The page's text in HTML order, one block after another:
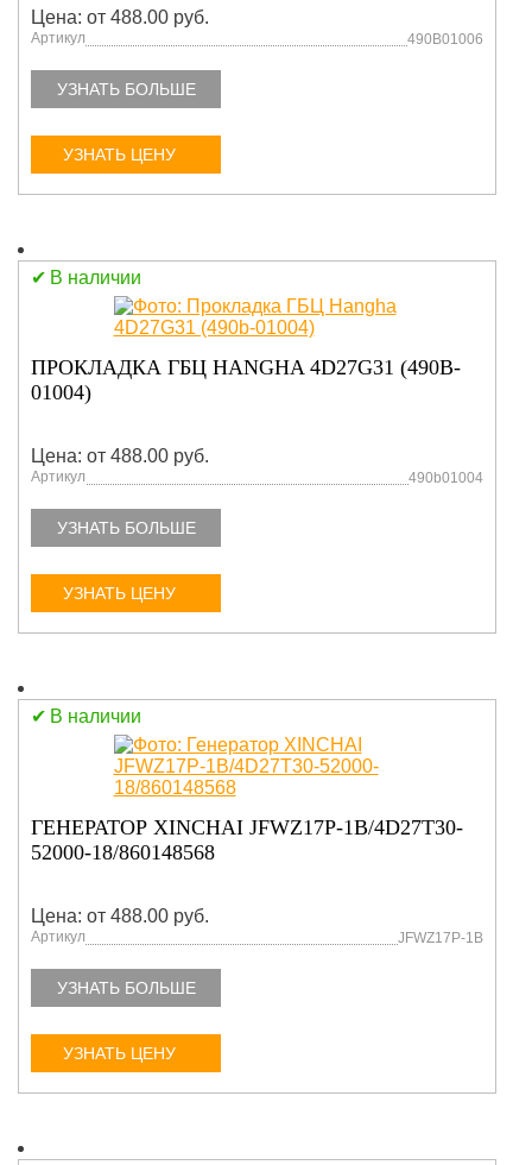
Цена: от 488.00 руб.
Артикул 490B01006
УЗНАТЬ БОЛЬШЕ
УЗНАТЬ ЦЕНУ
В наличии
ПРОКЛАДКА ГБЦ HANGHA 4D27G31 (490B-
01004)
Цена: от 488.00 руб.
Артикул 490b01004
УЗНАТЬ БОЛЬШЕ
УЗНАТЬ ЦЕНУ
В наличии
ГЕНЕРАТОР XINCHAI JFWZ17P-1B/4D27T30-
52000-18/860148568
Цена: от 488.00 руб.
Артикул JFWZ17P-1B
УЗНАТЬ БОЛЬШЕ
УЗНАТЬ ЦЕНУ